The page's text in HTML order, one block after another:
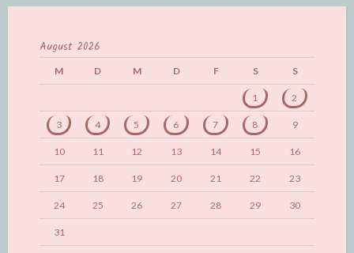
August 2026
M D M D F S S
1 2
3 4 5 6 7 8 9
10 11 12 13 14 15 16
17 18 19 20 21 22 23
24 25 26 27 28 29 30
31